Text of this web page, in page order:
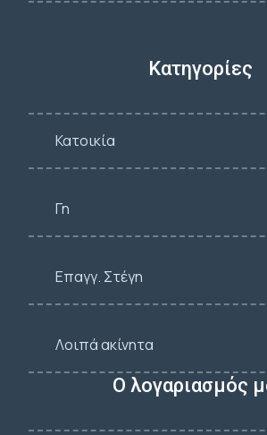
Κατηγορίες
Κατοικία
Γη
Επαγγ. Στέγη
Λοιπά ακίνητα
Ο λογαριασμός